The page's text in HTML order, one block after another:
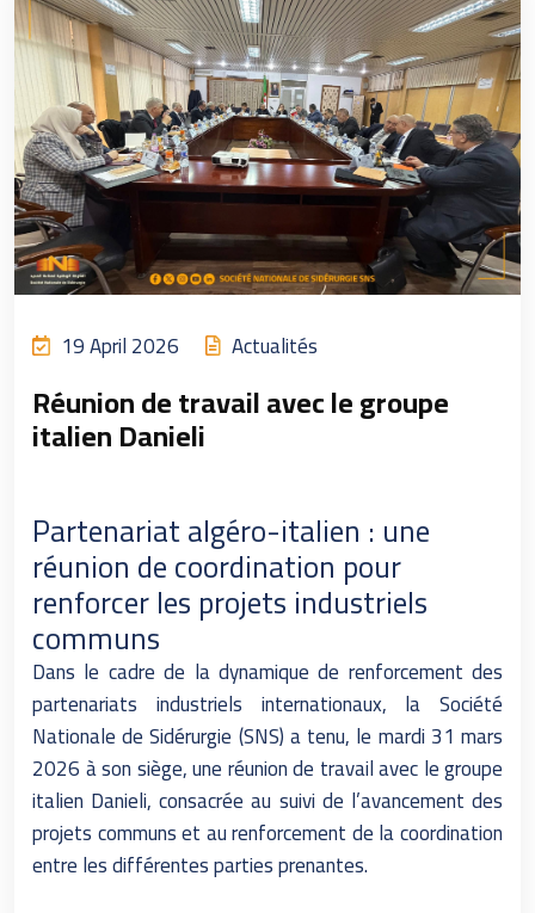
19 April 2026 Actualités
Réunion de travail avec le groupe
italien Danieli
Partenariat algéro-italien : une
réunion de coordination pour
renforcer les projets industriels
communs
Dans le cadre de la dynamique de renforcement des
partenariats industriels internationaux, la Société
Nationale de Sidérurgie (SNS) a tenu, le mardi 31 mars
2026 à son siège, une réunion de travail avec le groupe
italien Danieli, consacrée au suivi de l’avancement des
projets communs et au renforcement de la coordination
entre les différentes parties prenantes.